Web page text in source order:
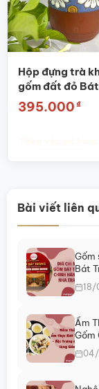
Hộp đựng trà
gốm đất đỏ
cao cấp SG-
395.000 ₫
Bài viết liên
Gốm
Bát
18/
Ẩm
Gốm